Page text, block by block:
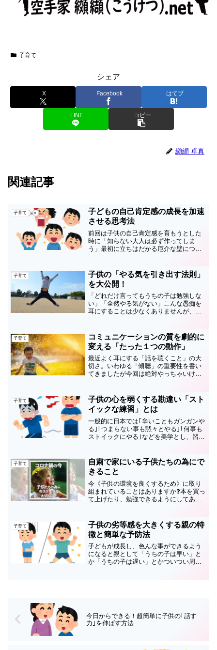
子育て
シェア
X Facebook はてブ
LINE コピー
纐纈 卓真
関連記事
子育て
子どもの自己肯定感の成長を加速
させる思考法
前回は子供の自己肯定感を育もうとした
時に「知らない大人は必ず作ってしま
う」最初に立ちはだかる厄介な壁につい
育む方法」をお伝えします😊お読み頂く
ことで子供の自己肯定感を育...
子育て
子供の「やる気を引き出す法則」
を大公開！
「どれだけ言ってもうちの子は勉強しな
い」「全然やる気がない」こんな愚痴を
耳にすることは少なくありませんが、皆
もお読み下さりありがとうございます
✨【夢は日本中の子供たち...
子育て
コミュニケーションの質を劇的に
変える「たった１つの動作」
最近よく耳にする「話を聴くこと」の大
切さ。いわゆる「傾聴」の重要性を書い
てきましたが今回は絶対やっちゃいけな
やっちゃいけないこと＆超簡単な解決法
✨をご紹介します。今回は...
子育て
子供の心を弱くする勘違い「スト
イックな練習」とは
一般的に日本では｢辛いこともガンガンや
る｣｢つまらない事も黙々とやる｣｢何事も
ストイックにやる｣などを美学とし、習い
ちの子は真剣身がない💢｣なんて認識を持
たれる方が少...
子育て
自粛で家にいる子供たちの為にで
きること
今《子供の環境を良くするため》に取り
組まれていることはありますか❓本を買っ
て上げたり、勉強できるようにしてあげ
夫や取り組みをされていると思います。
「環境が子供に与える影...
子育て
子供の劣等感を大きくする親の特
徴と簡単な予防法
子どもが成長し、色んな事ができるよう
になると親として「うちの子は早い」と
か「うちの子は遅い」とかついつい周り
今日からできる！超簡単に子供の｢話す
力｣を伸ばす方法